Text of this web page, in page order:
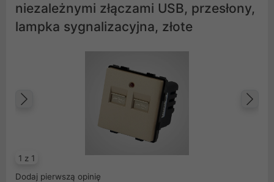
niezależnymi złączami USB, przesłony,
lampka sygnalizacyjna, złote
1 z 1
Poprzedni
Dodaj pierwszą opinię